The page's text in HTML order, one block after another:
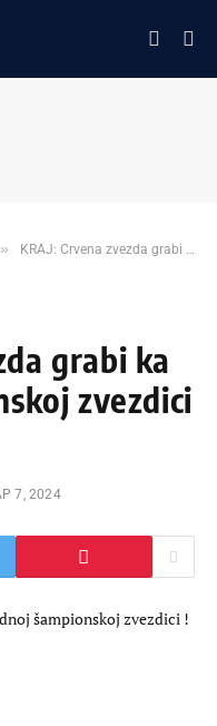
» KRAJ: Crvena zvezda grabi ka još jednoj šampionskoj zvezdici !
grabi ka
zvezdici
7, 2024